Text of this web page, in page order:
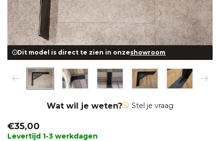
Dit model is direct te zien in onzeshowroom
Wat wil je weten? Stel je vraag
€35,00
Levertijd 1-3 werkdagen